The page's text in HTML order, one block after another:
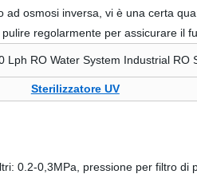
ad osmosi inversa, vi è una certa
regolarmente per assicurare il
Sterilizzatore UV
0.2-0,3MPa, pressione per filtro di